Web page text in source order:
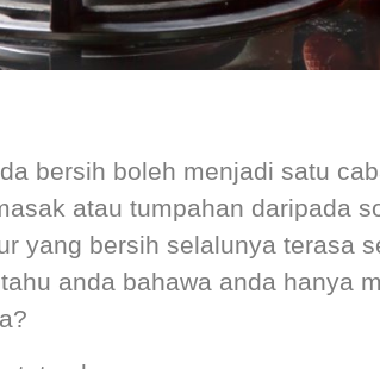
bersih boleh menjadi satu
atau tumpahan daripada
yang bersih selalunya terasa
anda bahawa anda hanya